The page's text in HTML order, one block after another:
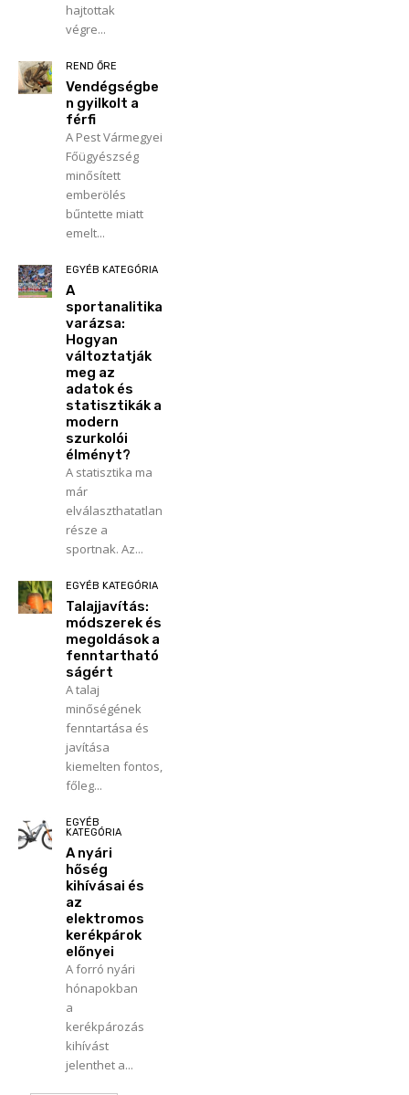
hajtottak
végre...
REND ŐRE
Vendégségbe
n gyilkolt a
férfi
A Pest Vármegyei
Főügyészség
minősített
emberölés
bűntette miatt
emelt...
EGYÉB KATEGÓRIA
A
sportanalitika
varázsa:
Hogyan
változtatják
meg az
adatok és
statisztikák a
modern
szurkolói
élményt?
A statisztika ma
már
elválaszthatatlan
része a
sportnak. Az...
EGYÉB KATEGÓRIA
Talajjavítás:
módszerek és
megoldások a
fenntartható
ságért
A talaj
minőségének
fenntartása és
javítása
kiemelten fontos,
főleg...
EGYÉB
KATEGÓRIA
A nyári
hőség
kihívásai és
az
elektromos
kerékpárok
előnyei
A forró nyári
hónapokban
a
kerékpározás
kihívást
jelenthet a...